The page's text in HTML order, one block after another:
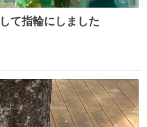
て指輪にしました